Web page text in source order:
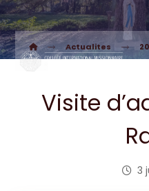
Actualites
Visite
3